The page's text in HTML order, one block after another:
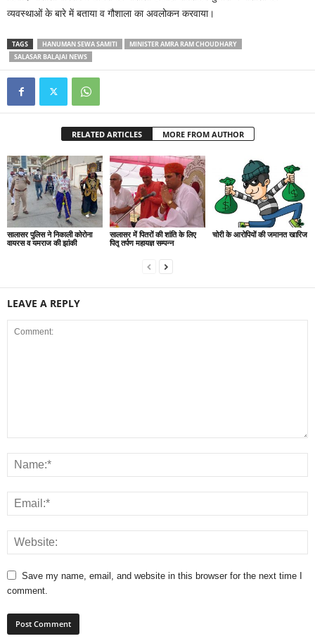
व्यवस्थाओं के बारे में बताया व गौशाला का अवलोकन करवाया।
TAGS HANUMAN SEWA SAMITI
MINISTER AMRA RAM CHOUDHARY
SALASAR BALAJAI NEWS
RELATED ARTICLES MORE FROM AUTHOR
सालासर पुलिस ने निकाली कोरोना
वायरस व यमराज की झांकी
सालासर में पितरों की शांति के लिए
पितृ तर्पण महायज्ञ सम्पन्न
चोरी के आरोपियों की जमानत खारिज
LEAVE A REPLY
Save my name, email, and website in this browser for the next time I
comment.